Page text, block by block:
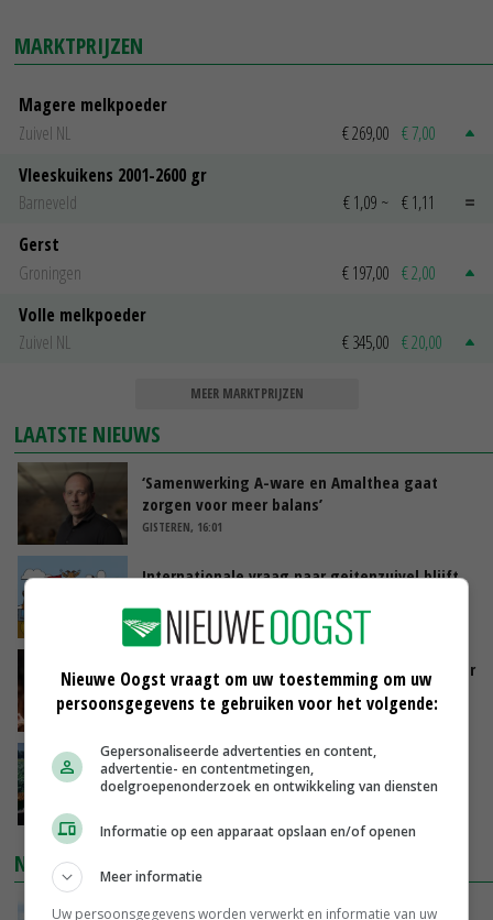
MARKTPRIJZEN
Magere melkpoeder
Zuivel NL
€ 269,00 € 7,00
Vleeskuikens 2001-2600 gr
Barneveld
€ 1,09 ~ € 1,11
Gerst
Groningen
€ 197,00 € 2,00
Volle melkpoeder
Zuivel NL
€ 345,00 € 20,00
MEER MARKTPRIJZEN
LAATSTE NIEUWS
‘Samenwerking A-ware en Amalthea gaat
zorgen voor meer balans’
GISTEREN, 16:01
Internationale vraag naar geitenzuivel blijft
GISTEREN, 15:33
Vlaamse varkensstapel krimpt, pluimveesector
groeit door schaalvergroting
GISTEREN, 15:20
‘Cijfer jezelf niet weg en doe vooral ook waar
je gelukkig van wordt’
NIEUWSTE VIDEO'S
POAH!: John Deere 7730
Nieuwe Oogst vraagt om uw toestemming om uw
persoonsgegevens te gebruiken voor het volgende:
Gepersonaliseerde advertenties en content,
advertentie- en contentmetingen,
doelgroepenonderzoek en ontwikkeling van diensten
Informatie op een apparaat opslaan en/of openen
Meer informatie
Uw persoonsgegevens worden verwerkt en informatie van uw